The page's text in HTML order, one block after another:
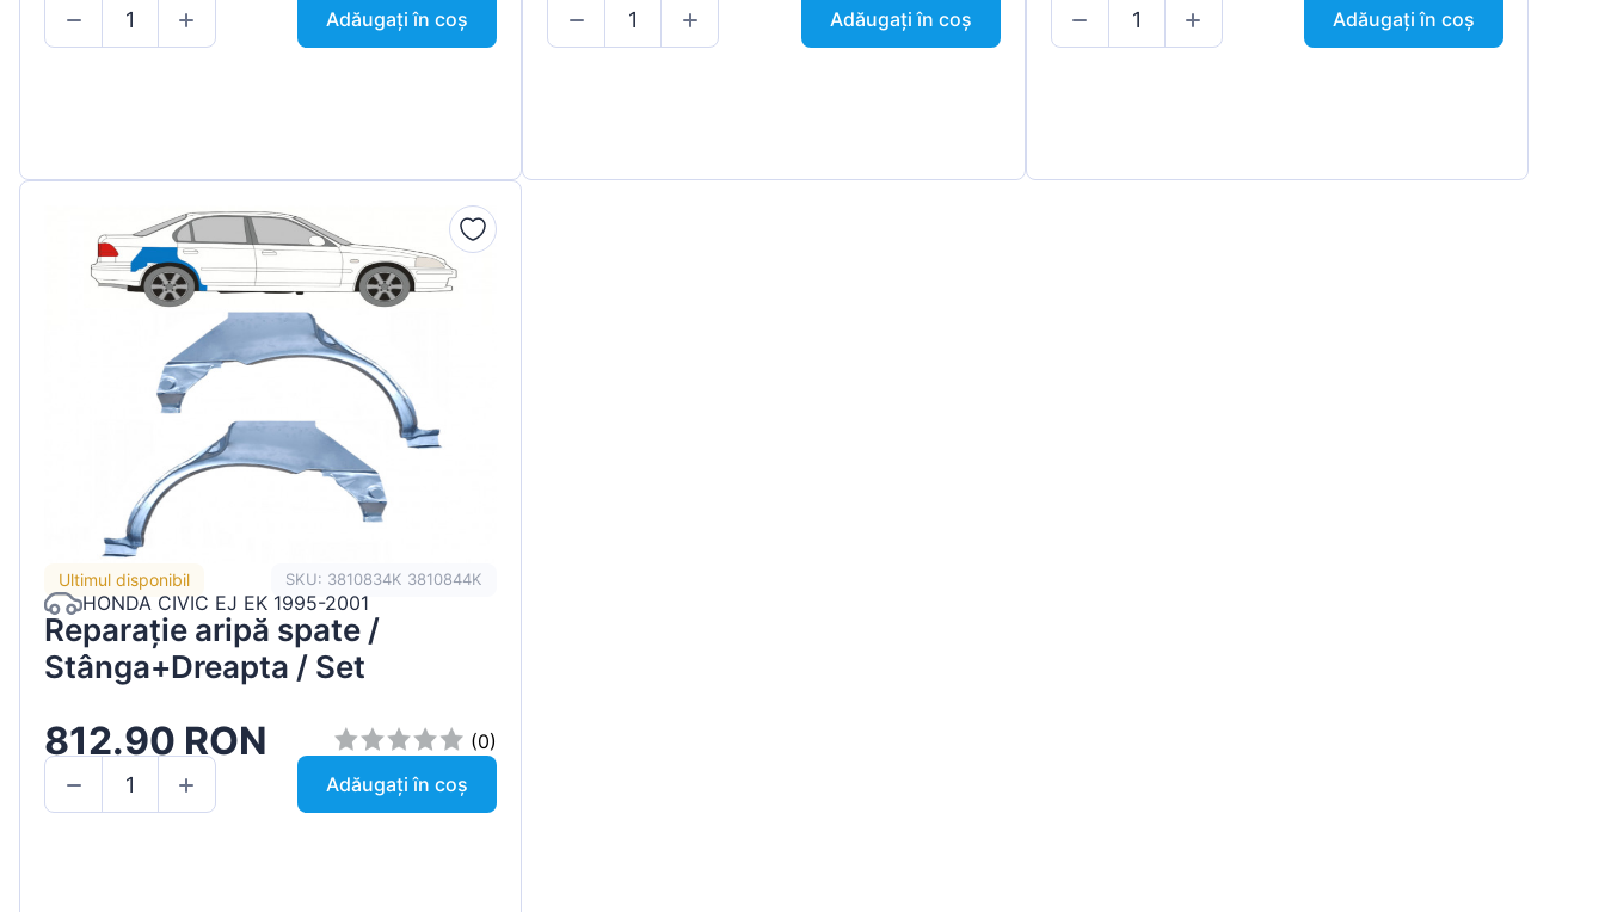
Adăugați în coș
Adăugați în coș
Adăugați în coș
Ultimul disponibil SKU: 3810834K 3810844K
HONDA CIVIC EJ EK 1995-2001
Reparație aripă spate /
Stânga+Dreapta / Set
812.90 RON
(0)
Adăugați în coș